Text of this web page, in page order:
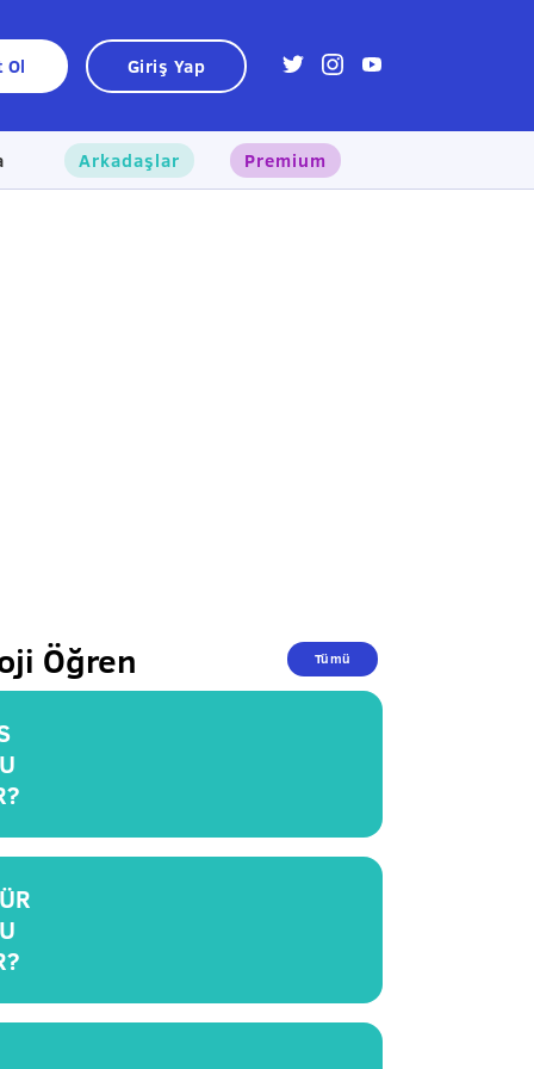
Ol Giriş Yap
Arkadaşlar Premium
Öğren Tümü